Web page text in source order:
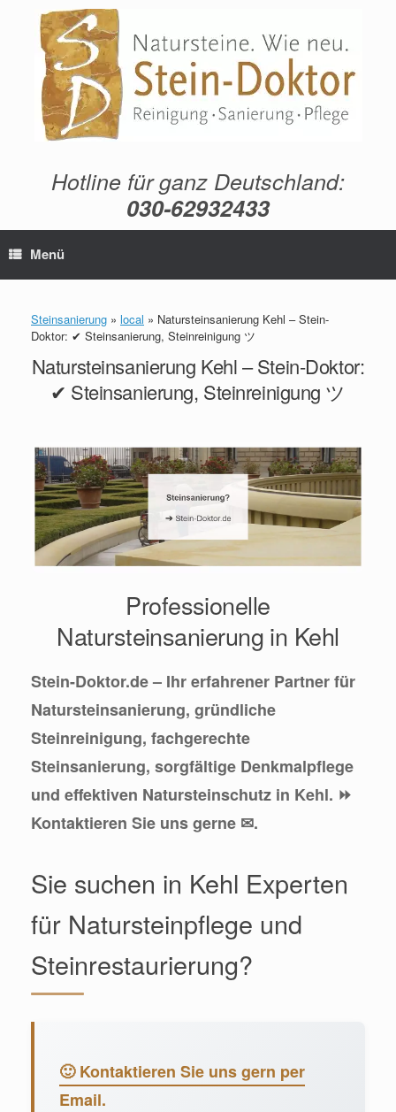
springen
Hotline für ganz Deutschland:
030-62932433
Menü
Steinsanierung » local » Natursteinsanierung Kehl – Stein-
Doktor: ✔ Steinsanierung, Steinreinigung ツ
Natursteinsanierung Kehl – Stein-Doktor:
✔ Steinsanierung, Steinreinigung ツ
Professionelle
Natursteinsanierung in Kehl
Stein-Doktor.de – Ihr erfahrener Partner für
Natursteinsanierung, gründliche
Steinreinigung, fachgerechte
Steinsanierung, sorgfältige Denkmalpflege
und effektiven Natursteinschutz in Kehl. ⏩
Kontaktieren Sie uns gerne ✉.
Sie suchen in Kehl Experten
für Natursteinpflege und
Steinrestaurierung?
🙂 Kontaktieren Sie uns gern per
Email.